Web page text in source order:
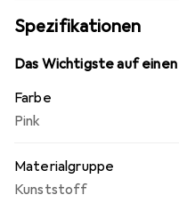
Der umlaufende
Handhabung und das
mühelos. Zudem ist der
nachhaltigen Wahl macht.
Spezifikationen
Das Wichtigste auf einen
Farbe
Pink
Materialgruppe
Kunststoff